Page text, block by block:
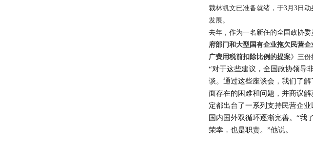
裁林凯文已准备就绪，于3月3日 动
发展。
去年，作为一名新任的全国政协
府部门和大型国有企业拖欠民营
广费用税前扣除比例的提案》三份
“对于这些建议，全国政协领导
谈。通过这些座谈会，我们了
面存在的困难和问题，并商议
定都出台了一系列支持民营企
国内国外双循环逐渐完善。 “我
荣幸，也是职责。”他说。